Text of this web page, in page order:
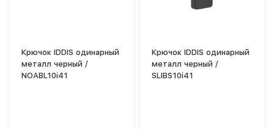
Крючок IDDIS одинарный
металл черный /
NOABL10i41
Крючок IDDIS одинарный
металл черный /
SLIBS10i41